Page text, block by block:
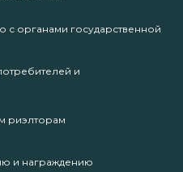
с органами государственной
и
риэлторам
и награждению